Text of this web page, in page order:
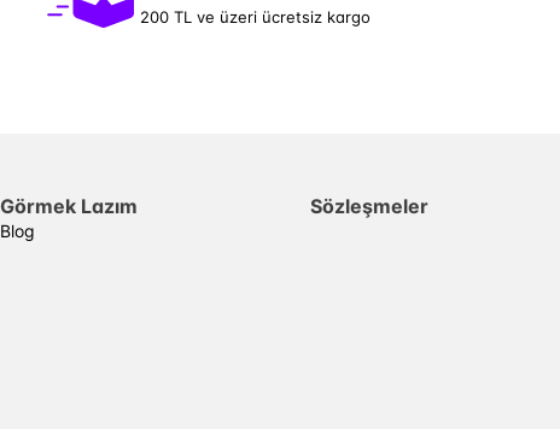
200 TL ve üzeri ücretsiz kargo
Görmek Lazım
Blog
Sözleşmeler